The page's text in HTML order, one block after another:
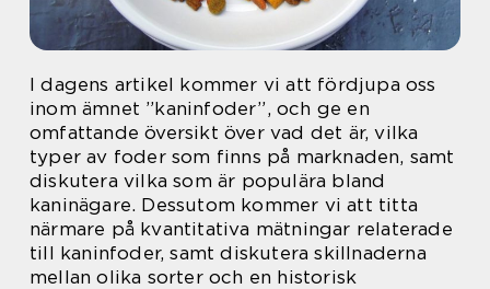
I dagens artikel kommer vi att fördjupa oss
inom ämnet ”kaninfoder”, och ge en
omfattande översikt över vad det är, vilka
typer av foder som finns på marknaden, samt
diskutera vilka som är populära bland
kaninägare. Dessutom kommer vi att titta
närmare på kvantitativa mätningar relaterade
till kaninfoder, samt diskutera skillnaderna
mellan olika sorter och en historisk